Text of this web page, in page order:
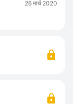
26 मार्च 2020